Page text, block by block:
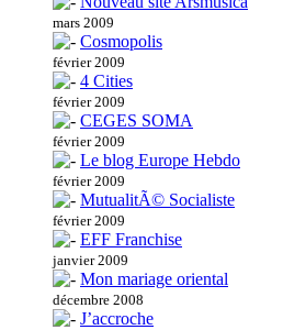
mars 2009
Cosmopolis
février 2009
4 Cities
février 2009
CEGES SOMA
février 2009
Le blog Europe Hebdo
février 2009
MutualitÃ© Socialiste
février 2009
EFF Franchise
janvier 2009
Mon mariage oriental
décembre 2008
J’accroche